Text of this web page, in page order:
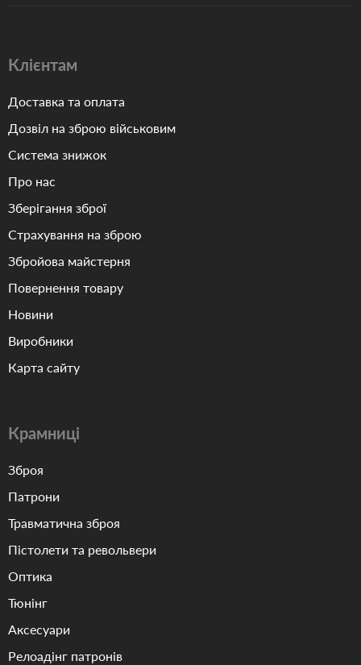
Клієнтам
Доставка та оплата
Дозвіл на зброю військовим
Система знижок
Про нас
Зберігання зброї
Страхування на зброю
Збройова майстерня
Повернення товару
Новини
Виробники
Карта сайту
Крамниці
Зброя
Патрони
Травматична зброя
Пістолети та револьвери
Оптика
Тюнінг
Аксесуари
Релоадінг патронів